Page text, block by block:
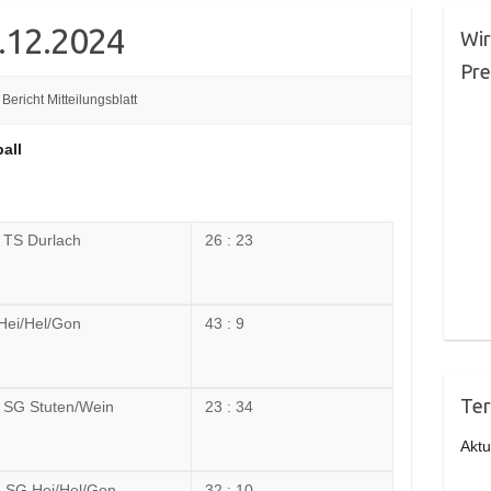
Bericht Mitteilungsblatt
Durlach 26 : 23
Hel/Gon 43 : 9
Stuten/Wein 23 : 34